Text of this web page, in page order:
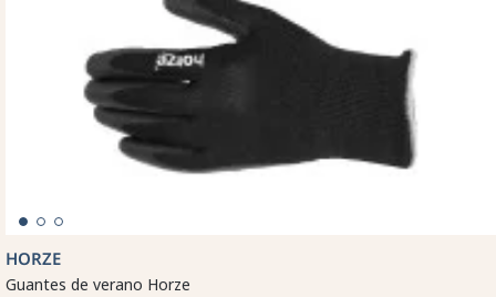
HORZE
Guantes de verano Horze